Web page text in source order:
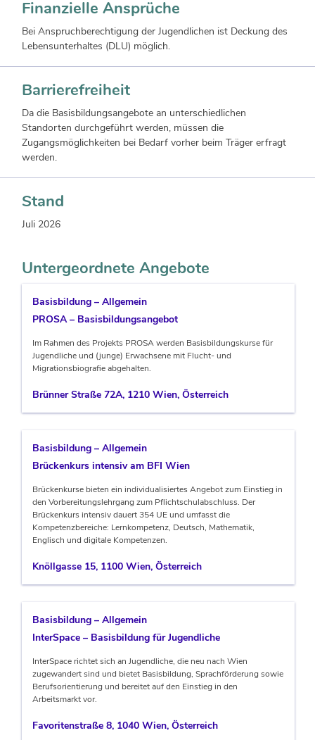
Finanzielle Ansprüche
Bei Anspruchberechtigung der Jugendlichen ist Deckung des
Lebensunterhaltes (DLU) möglich.
Barrierefreiheit
Da die Basisbildungsangebote an unterschiedlichen
Standorten durchgeführt werden, müssen die
Zugangsmöglichkeiten bei Bedarf vorher beim Träger erfragt
werden.
Stand
Juli 2026
Untergeordnete Angebote
Basisbildung – Allgemein
PROSA – Basisbildungsangebot
Im Rahmen des Projekts PROSA werden Basisbildungskurse für
Jugendliche und (junge) Erwachsene mit Flucht- und
Migrationsbiografie abgehalten.
Brünner Straße 72A, 1210 Wien, Österreich
Basisbildung – Allgemein
Brückenkurs intensiv am BFI Wien
Brückenkurse bieten ein individualisiertes Angebot zum Einstieg in
den Vorbereitungslehrgang zum Pflichtschulabschluss. Der
Brückenkurs intensiv dauert 354 UE und umfasst die
Kompetenzbereiche: Lernkompetenz, Deutsch, Mathematik,
Englisch und digitale Kompetenzen.
Knöllgasse 15, 1100 Wien, Österreich
Basisbildung – Allgemein
InterSpace – Basisbildung für Jugendliche
InterSpace richtet sich an Jugendliche, die neu nach Wien
zugewandert sind und bietet Basisbildung, Sprachförderung sowie
Berufsorientierung und bereitet auf den Einstieg in den
Arbeitsmarkt vor.
Favoritenstraße 8, 1040 Wien, Österreich